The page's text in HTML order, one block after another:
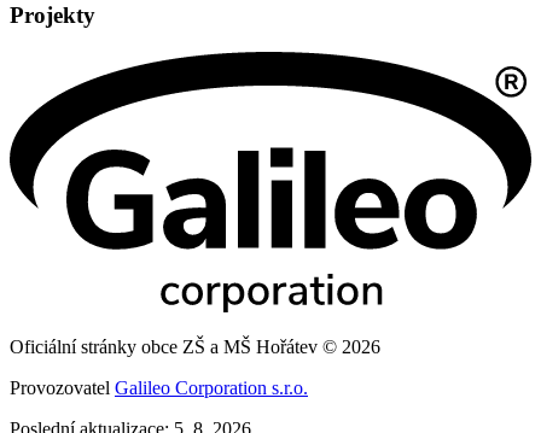
Projekty
Oficiální stránky obce ZŠ a MŠ Hořátev © 2026
Provozovatel Galileo Corporation s.r.o.
Poslední aktualizace: 5. 8. 2026